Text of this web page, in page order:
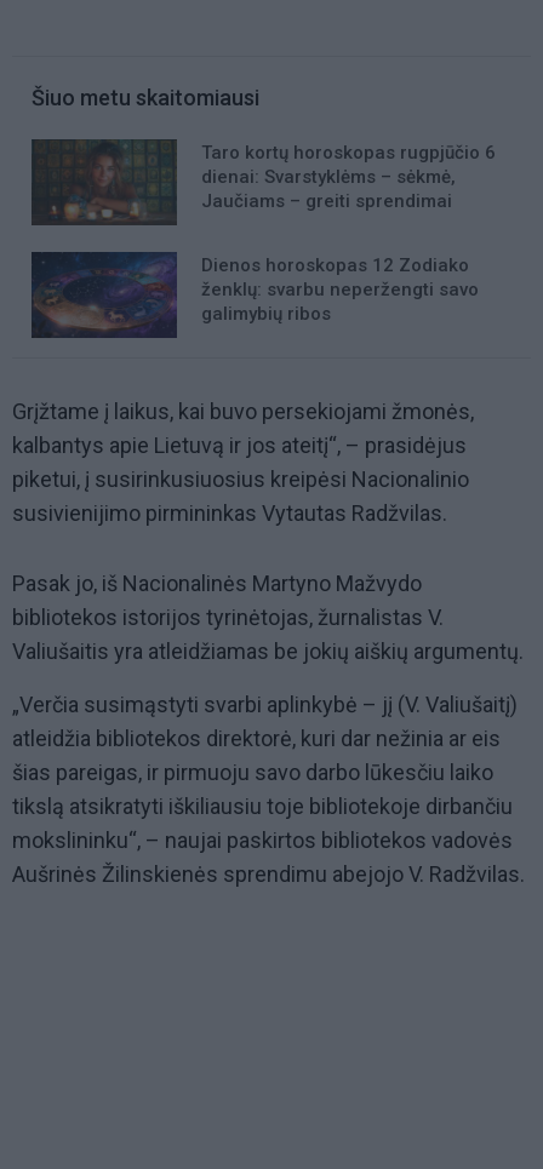
Šiuo metu skaitomiausi
Taro kortų horoskopas rugpjūčio 6
dienai: Svarstyklėms – sėkmė,
Jaučiams – greiti sprendimai
Dienos horoskopas 12 Zodiako
ženklų: svarbu neperžengti savo
galimybių ribos
Grįžtame į laikus, kai buvo persekiojami žmonės,
kalbantys apie Lietuvą ir jos ateitį“, – prasidėjus
piketui, į susirinkusiuosius kreipėsi Nacionalinio
susivienijimo pirmininkas Vytautas Radžvilas.
Pasak jo, iš Nacionalinės Martyno Mažvydo
bibliotekos istorijos tyrinėtojas, žurnalistas V.
Valiušaitis yra atleidžiamas be jokių aiškių argumentų.
„Verčia susimąstyti svarbi aplinkybė – jį (V. Valiušaitį)
atleidžia bibliotekos direktorė, kuri dar nežinia ar eis
šias pareigas, ir pirmuoju savo darbo lūkesčiu laiko
tikslą atsikratyti iškiliausiu toje bibliotekoje dirbančiu
mokslininku“, – naujai paskirtos bibliotekos vadovės
Aušrinės Žilinskienės sprendimu abejojo V. Radžvilas.